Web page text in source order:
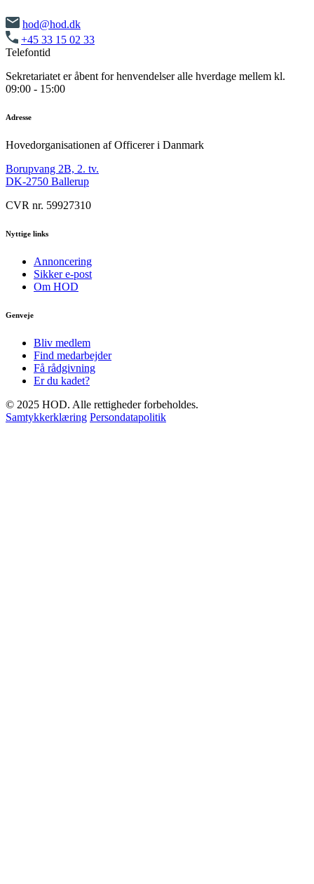
hod@hod.dk
+45 33 15 02 33
Telefontid
Sekretariatet er åbent for henvendelser alle hverdage mellem kl.
09:00 - 15:00
Adresse
Hovedorganisationen af Officerer i Danmark
Borupvang 2B, 2. tv.
DK-2750 Ballerup
CVR nr. 59927310
Nyttige links
Annoncering
Sikker e-post
Om HOD
Genveje
Bliv medlem
Find medarbejder
Få rådgivning
Er du kadet?
© 2025 HOD. Alle rettigheder forbeholdes.
Samtykkerklæring Persondatapolitik